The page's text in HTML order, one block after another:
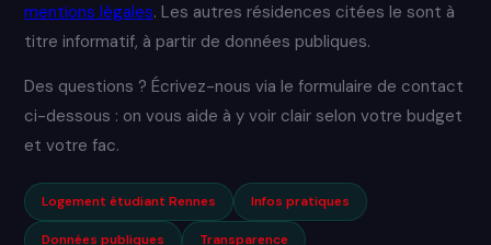
mentions légales. Les autres résidences citées le sont à
titre informatif, à partir de données publiques.
Des questions ? Écrivez-nous via le formulaire de contact
ci-dessous : on vous aide à y voir clair selon votre budget
et votre fac.
Logement étudiant Rennes Infos pratiques
Données publiques Transparence